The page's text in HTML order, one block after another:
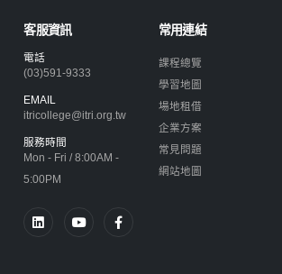
客服資訊
電話
(03)591-9333
EMAIL
itricollege@itri.org.tw
服務時間
Mon - Fri / 8:00AM -
5:00PM
常用連結
課程總覽
學習地圖
場地租借
企業方案
常見問題
網站地圖